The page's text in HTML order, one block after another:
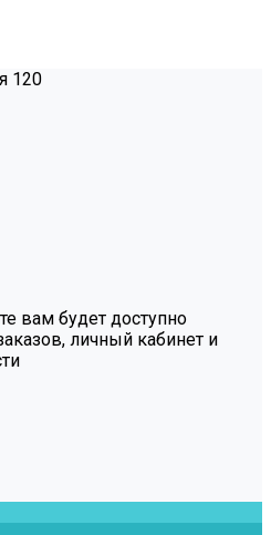
120
вам будет доступно
личный кабинет и